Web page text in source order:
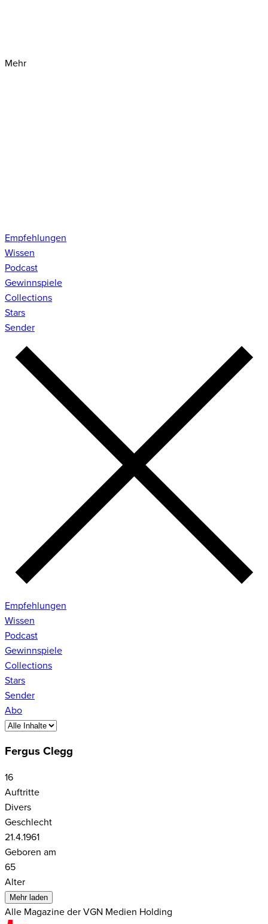
Mehr
Empfehlungen
Wissen
Podcast
Gewinnspiele
Collections
Stars
Sender
Empfehlungen
Wissen
Podcast
Gewinnspiele
Collections
Stars
Sender
Abo
Fergus Clegg
16
Auftritte
Divers
Geschlecht
21.4.1961
Geboren am
65
Alter
Mehr laden
Alle Magazine der VGN Medien Holding